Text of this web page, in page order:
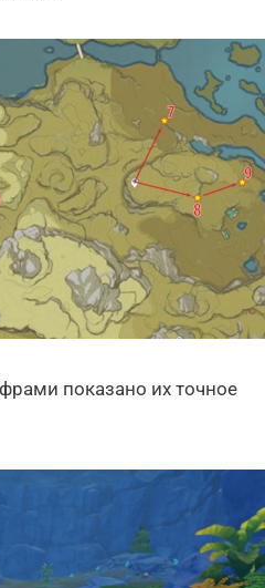
показано их точное